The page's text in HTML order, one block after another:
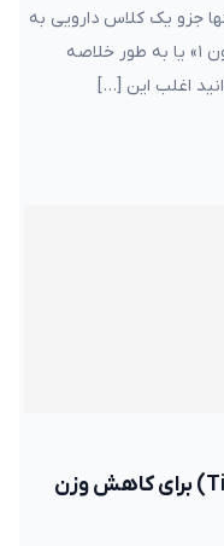
جزو یک کلاس دارویی به
نام «آگونیست گیرنده پپتید شبه گلوکاگون ۱» یا به طور خلاصه
تایید داروی تیرزپاتید (Tirzepatide) برای کاهش وزن